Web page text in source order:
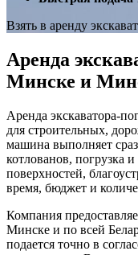
Взять в аренду
Аренда
Минске и
Аренда экскаватора-
для строительных,
машина выполняет
котлованов, погрузка
поверхностей,
время, бюджет и
Компания
Минске и по всей
подается точно в